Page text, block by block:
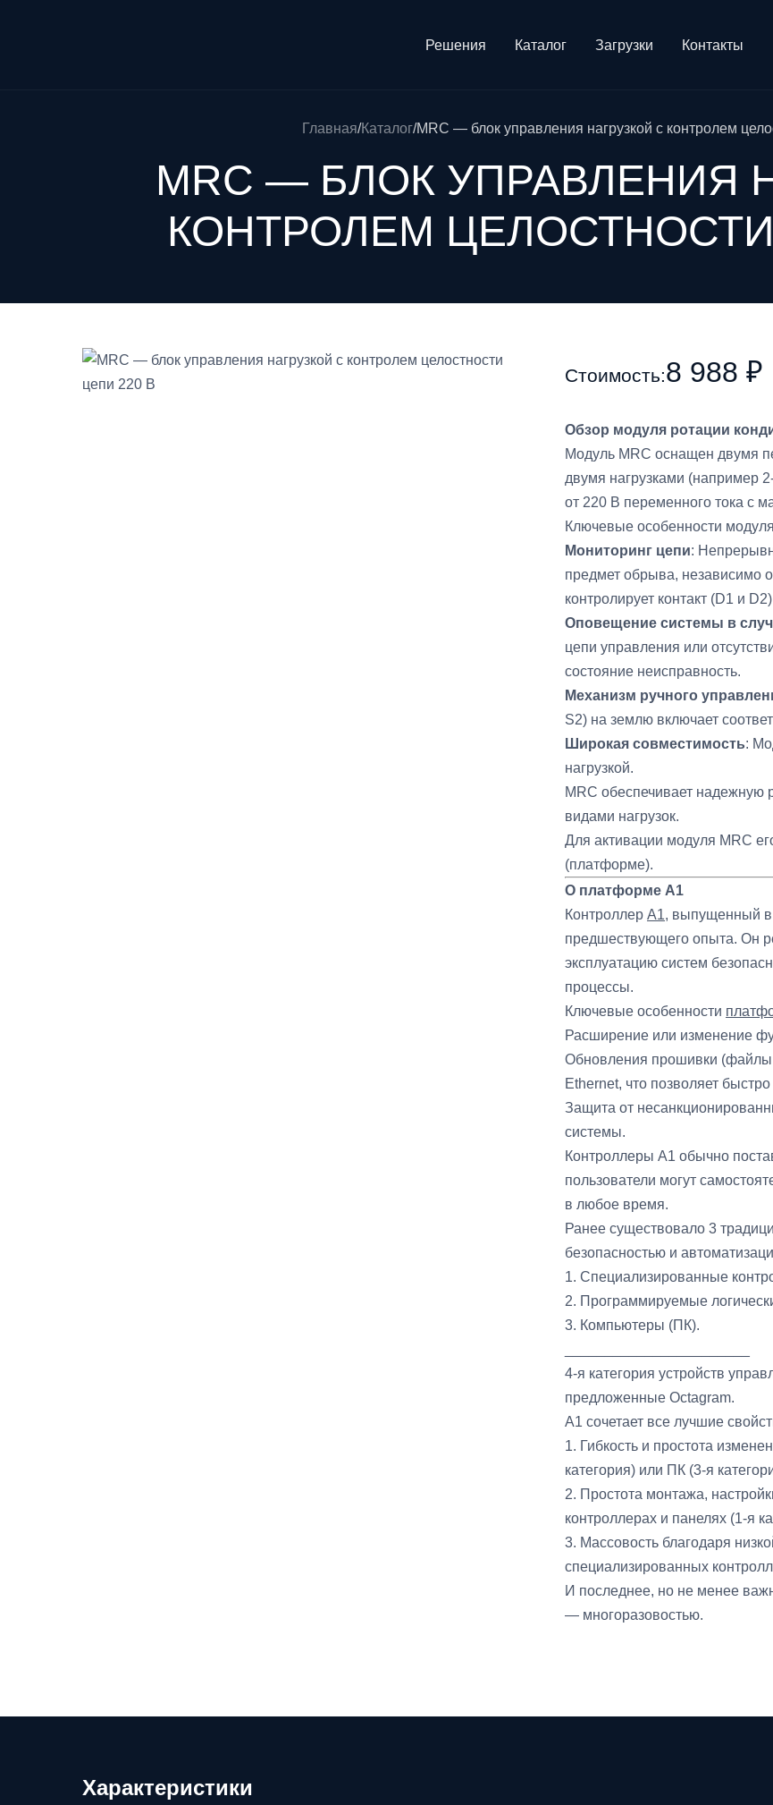
Решения Каталог Загрузки Контакты
Главная/Каталог/MRC — блок управления нагрузкой с контролем
MRC — БЛОК УПРАВЛЕНИЯ
КОНТРОЛЕМ
Стоимость:8 988 ₽
Обзор модуля ротации
Модуль MRC оснащен двумя
двумя нагрузками (например
от 220 В переменного тока с
Ключевые особенности
Мониторинг цепи:
предмет обрыва, независимо
контролирует контакт (D1 и
Оповещение системы в
цепи управления или
состояние неисправность.
Механизм ручного
S2) на землю включает
Широкая совместимость:
нагрузкой.
MRC обеспечивает надежную
видами нагрузок.
Для активации модуля MRC
(платформе).
О платформе A1
Контроллер A1, выпущенный в
предшествующего опыта. Он
эксплуатацию систем
процессы.
Ключевые особенности
Расширение или изменение
Обновления прошивки (файлы
Ethernet, что позволяет
Защита от
системы.
Контроллеры A1 обычно
пользователи могут
в любое время.
Ранее существовало 3
безопасностью и
1. Специализированные
2. Программируемые
3. Компьютеры (ПК).
4-я категория устройств
предложенные Octagram.
A1 сочетает все лучшие
1. Гибкость и простота
категория) или ПК (3-я
2. Простота монтажа,
контроллерах и панелях (1-я
3. Массовость благодаря
специализированных
И последнее, но не менее
— многоразовостью.
Характеристики